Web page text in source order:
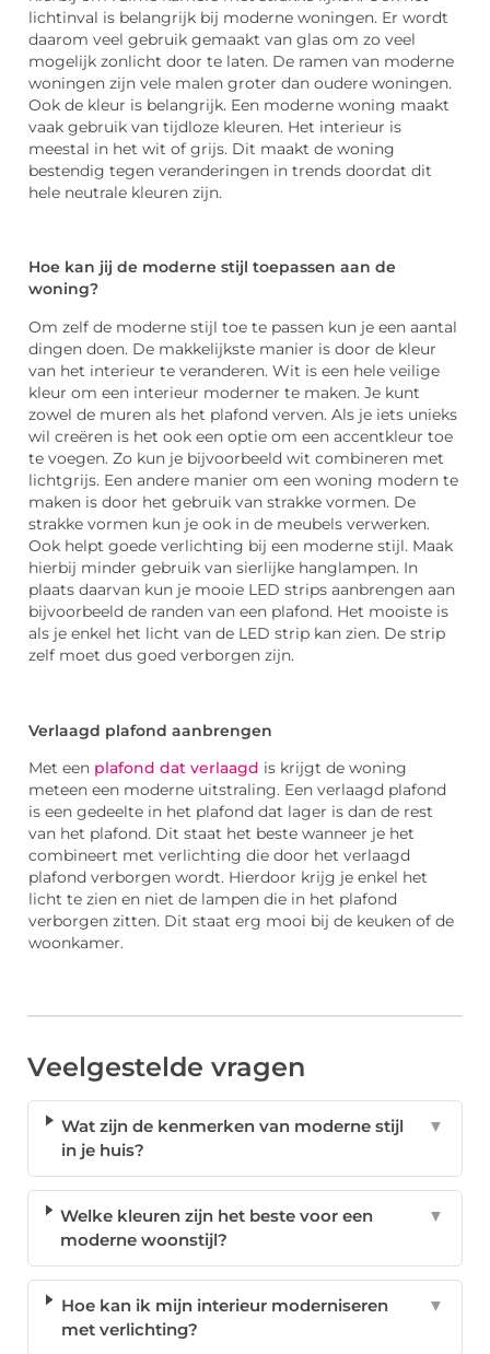
lichtinval is belangrijk bij moderne woningen. Er wordt
daarom veel gebruik gemaakt van glas om zo veel
mogelijk zonlicht door te laten. De ramen van moderne
woningen zijn vele malen groter dan oudere woningen.
Ook de kleur is belangrijk. Een moderne woning maakt
vaak gebruik van tijdloze kleuren. Het interieur is
meestal in het wit of grijs. Dit maakt de woning
bestendig tegen veranderingen in trends doordat dit
hele neutrale kleuren zijn.
Hoe kan jij de moderne stijl toepassen aan de
woning?
Om zelf de moderne stijl toe te passen kun je een aantal
dingen doen. De makkelijkste manier is door de kleur
van het interieur te veranderen. Wit is een hele veilige
kleur om een interieur moderner te maken. Je kunt
zowel de muren als het plafond verven. Als je iets unieks
wil creëren is het ook een optie om een accentkleur toe
te voegen. Zo kun je bijvoorbeeld wit combineren met
lichtgrijs. Een andere manier om een woning modern te
maken is door het gebruik van strakke vormen. De
strakke vormen kun je ook in de meubels verwerken.
Ook helpt goede verlichting bij een moderne stijl. Maak
hierbij minder gebruik van sierlijke hanglampen. In
plaats daarvan kun je mooie LED strips aanbrengen aan
bijvoorbeeld de randen van een plafond. Het mooiste is
als je enkel het licht van de LED strip kan zien. De strip
zelf moet dus goed verborgen zijn.
Verlaagd plafond aanbrengen
Met een plafond dat verlaagd is krijgt de woning
meteen een moderne uitstraling. Een verlaagd plafond
is een gedeelte in het plafond dat lager is dan de rest
van het plafond. Dit staat het beste wanneer je het
combineert met verlichting die door het verlaagd
plafond verborgen wordt. Hierdoor krijg je enkel het
licht te zien en niet de lampen die in het plafond
verborgen zitten. Dit staat erg mooi bij de keuken of de
woonkamer.
Veelgestelde vragen
Wat zijn de kenmerken van moderne stijl
in je huis?
▼
Welke kleuren zijn het beste voor een
moderne woonstijl?
▼
Hoe kan ik mijn interieur moderniseren
met verlichting?
▼